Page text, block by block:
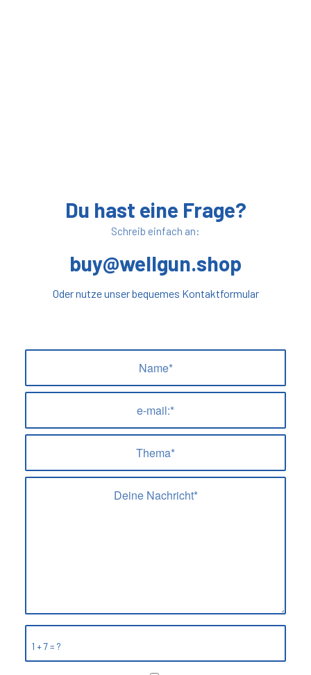
Du hast eine Frage?
Schreib einfach an:
buy@wellgun.shop
Oder nutze unser bequemes Kontaktformular
1 + 7 = ?